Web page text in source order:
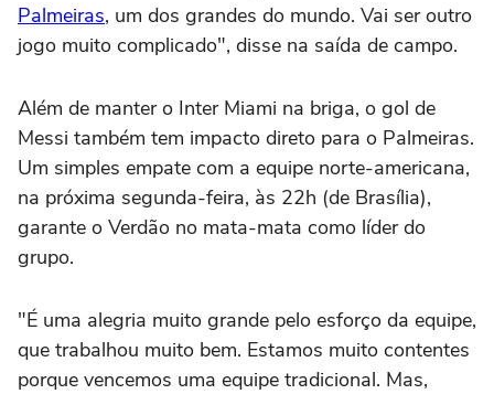
Palmeiras, um dos grandes do mundo. Vai ser outro
jogo muito complicado", disse na saída de campo.
Além de manter o Inter Miami na briga, o gol de
Messi também tem impacto direto para o Palmeiras.
Um simples empate com a equipe norte-americana,
na próxima segunda-feira, às 22h (de Brasília),
garante o Verdão no mata-mata como líder do
grupo.
"É uma alegria muito grande pelo esforço da equipe,
que trabalhou muito bem. Estamos muito contentes
porque vencemos uma equipe tradicional. Mas,